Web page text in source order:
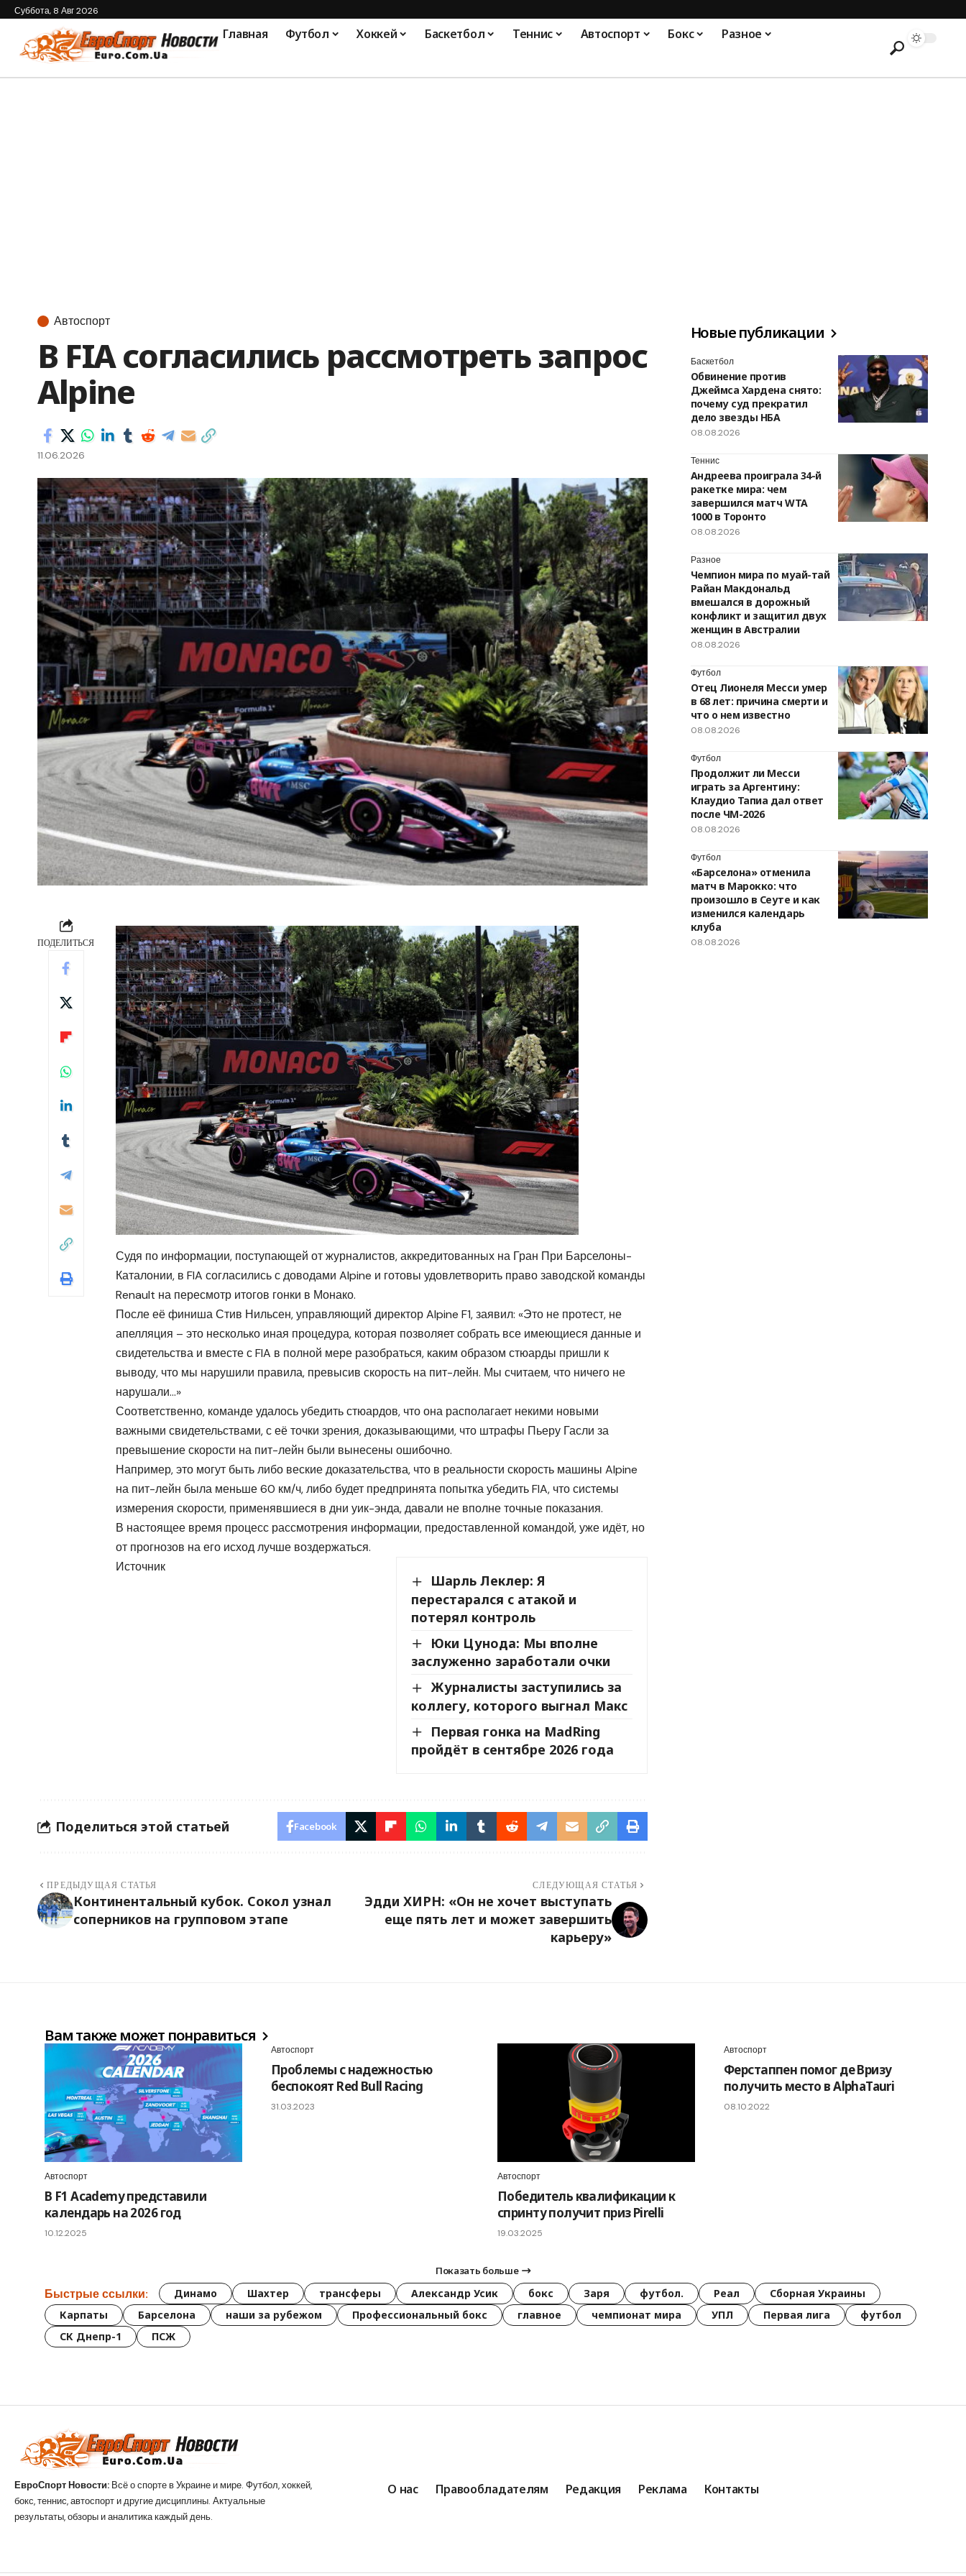
Суббота, 8 Авг 2026
Главная Футбол Хоккей Баскетбол Теннис Автоспорт Бокс Разное
Автоспорт
В FIA согласились рассмотреть запрос
Alpine
11.06.2026
ПОДЕЛИТЬСЯ
Судя по информации, поступающей от журналистов, аккредитованных на Гран При Барселоны-
Каталонии, в FIA согласились с доводами Alpine и готовы удовлетворить право заводской команды
Renault на пересмотр итогов гонки в Монако.
После её финиша Стив Нильсен, управляющий директор Alpine F1, заявил: «Это не протест, не
апелляция – это несколько иная процедура, которая позволяет собрать все имеющиеся данные и
свидетельства и вместе с FIA в полной мере разобраться, каким образом стюарды пришли к
выводу, что мы нарушили правила, превысив скорость на пит-лейн. Мы считаем, что ничего не
нарушали…»
Соответственно, команде удалось убедить стюардов, что она располагает некими новыми
важными свидетельствами, с её точки зрения, доказывающими, что штрафы Пьеру Гасли за
превышение скорости на пит-лейн были вынесены ошибочно.
Например, это могут быть либо веские доказательства, что в реальности скорость машины Alpine
на пит-лейн была меньше 60 км/ч, либо будет предпринята попытка убедить FIA, что системы
измерения скорости, применявшиеся в дни уик-энда, давали не вполне точные показания.
В настоящее время процесс рассмотрения информации, предоставленной командой, уже идёт, но
от прогнозов на его исход лучше воздержаться.
Шарль Леклер: Я
перестарался с атакой и
потерял контроль
Юки Цунода: Мы вполне
заслуженно заработали очки
Журналисты заступились за
коллегу, которого выгнал Макс
Первая гонка на MadRing
пройдёт в сентябре 2026 года
Источник
Поделиться этой статьей Facebook
ПРЕДЫДУЩАЯ СТАТЬЯ
Континентальный кубок. Сокол узнал
соперников на групповом этапе
СЛЕДУЮЩАЯ СТАТЬЯ
Эдди ХИРН: «Он не хочет выступать
еще пять лет и может завершить
карьеру»
Новые публикации
Баскетбол
Обвинение против
Джеймса Хардена снято:
почему суд прекратил
дело звезды НБА
08.08.2026
Теннис
Андреева проиграла 34-й
ракетке мира: чем
завершился матч WTA
1000 в Торонто
08.08.2026
Разное
Чемпион мира по муай-тай
Райан Макдональд
вмешался в дорожный
конфликт и защитил двух
женщин в Австралии
08.08.2026
Футбол
Отец Лионеля Месси умер
в 68 лет: причина смерти и
что о нем известно
08.08.2026
Футбол
Продолжит ли Месси
играть за Аргентину:
Клаудио Тапиа дал ответ
после ЧМ-2026
08.08.2026
Футбол
«Барселона» отменила
матч в Марокко: что
произошло в Сеуте и как
изменился календарь
клуба
08.08.2026
Вам также может понравиться
Автоспорт
В F1 Academy представили
календарь на 2026 год
10.12.2025
Автоспорт
Проблемы с надежностью
беспокоят Red Bull Racing
31.03.2023
Автоспорт
Победитель квалификации к
спринту получит приз Pirelli
19.03.2025
Автоспорт
Ферстаппен помог де Вризу
получить место в AlphaTauri
08.10.2022
Показать больше
Быстрые ссылки: Динамо Шахтер трансферы Александр Усик бокс Заря футбол. Реал
Сборная Украины
Карпаты
Барселона наши за рубежом Профессиональный бокс главное чемпионат мира УПЛ Первая лига
футбол
СК Днепр-1
ПСЖ
ЕвроСпорт Новости: Всё о спорте в Украине и мире. Футбол, хоккей,
бокс, теннис, автоспорт и другие дисциплины. Актуальные
результаты, обзоры и аналитика каждый день.
О нас Правообладателям Редакция Реклама Контакты